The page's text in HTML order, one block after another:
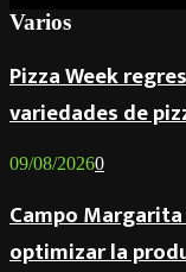
Varios
Pizza Week
variedades de
09/08/20260
Campo
optimizar la